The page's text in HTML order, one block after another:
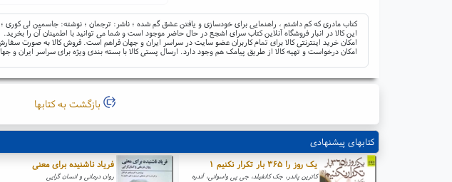
کتاب مادری که کم داشتم ، راهنمایی برای خودسازی و یافتن عشق گم شده ؛ ناشر: ترجمان ؛ نوشته: جاسمین لی کوری
این کالا در انبار فروشگاه آنلاین کتاب سرای اشجع در حال حاضر موجود است و شما می توانید با اطمینان آن را بخرید.
امکان خرید اینترنتی کالا برای تمام کاربران عضو سایت در سراسر ایران و جهان فراهم است. فروش کالا به صورت
امکان درخواست و تهیه کالا از طریق پیامک هم وجود دارد. ارسال پستی کالا با بسته بندی ویژه برای سراسر ایران
بازگشت به کتابها
کتابهای پیشنهادی
یک روز را ۳۶۵ بار تکرار نکنیم ۱
کاترین پاندر، جک کانفیلد، جی پی واسوانی، آندره
فریاد ناشنیده برای معنی
روان درمانی و انسان گرایی